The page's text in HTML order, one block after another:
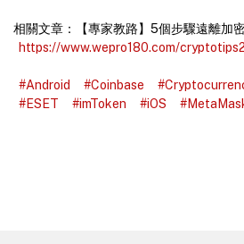
相關文章：【專家教路】5個步驟遠離加
https://www.wepro180.com/
#Android #Coinbase
#ESET
#imToken #iOS